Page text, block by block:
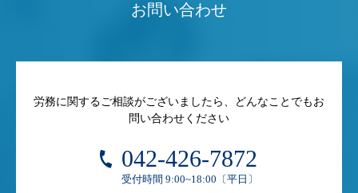
お問い合わせ
労務に関するご相談がございましたら、どんなことでもお
問い合わせください
042-426-7872
受付時間 9:00~18:00〔平日〕